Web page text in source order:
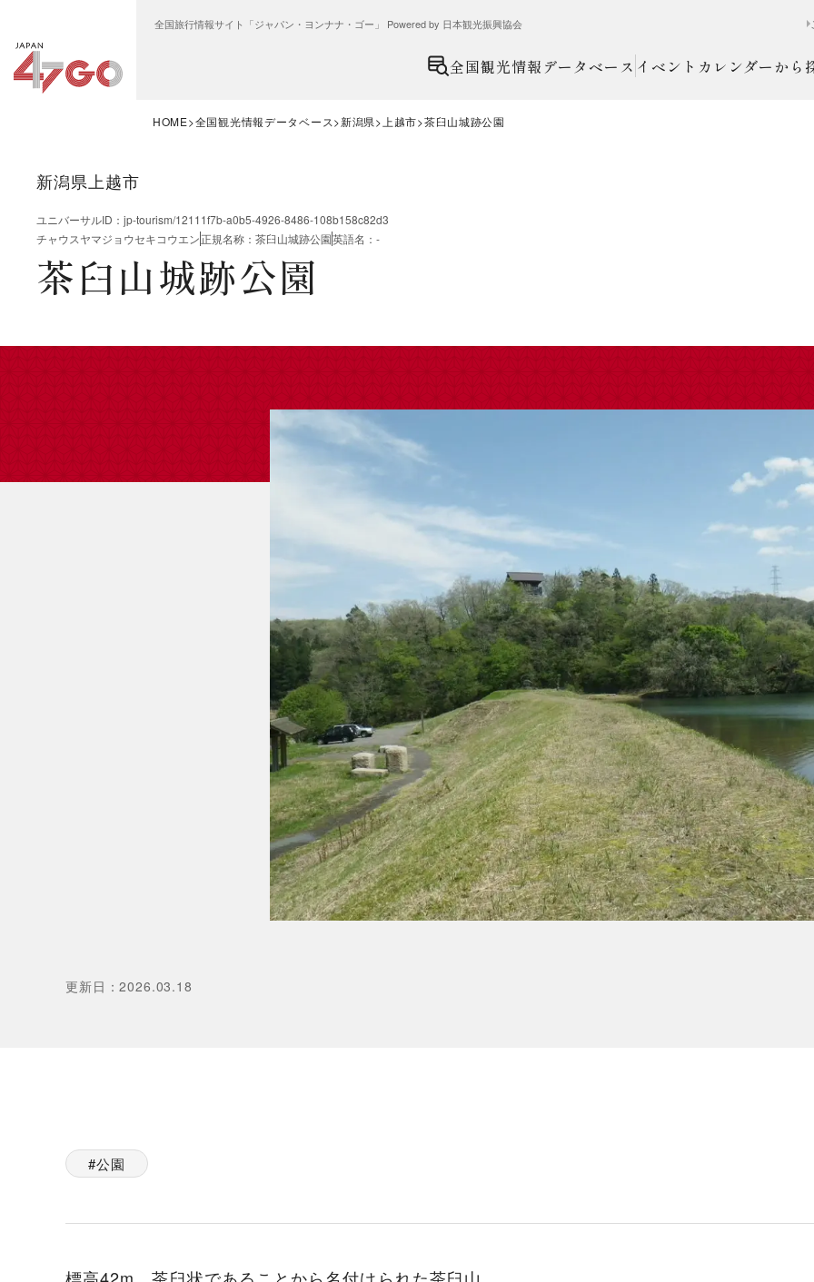
全国旅行情報サイト「ジャパン・ヨンナナ・ゴー」 Powered by 日本観光振興協会
全国観光情報データベース イベントカレンダーから
HOME 全国観光情報データベース 新潟県 上越市 茶臼山城跡公園
新潟県上越市
ユニバーサルID ： jp-tourism/12111f7b-a0b5-4926-8486-108b158c82d3
チャウスヤマジョウセキコウエン正規名称 ： 茶臼山城跡公園英語名 ： -
茶臼山城跡公園
更新日 ：2026.03.18
公園
標高42m、茶臼状であることから名付けられた茶臼山。